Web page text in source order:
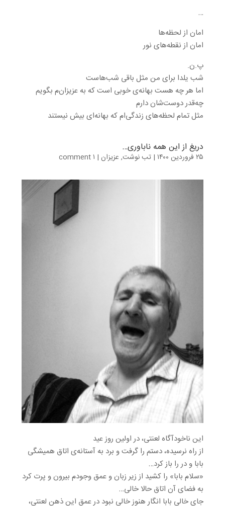
…
امان از لحظه‌ها
امان از نقطه‌های نور
پ.ن.
شب یلدا برای من مثل باقی شب‌هاست
اما هر چه هست بهانه‌ی خوبی است که به عزیزان‌م بگویم
چه‌قدر دوست‌شان دارم
مثل تمام لحظه‌های زندگی‌ام که بهانه‌ای بیش نیستند
دریغ از این همه ناباوری…
۲۵ فروردین ۱۴۰۰ | تب نوشت, عزیزان| ۱ comment
این ناخودآگاه لعنتی، در اولین روز عید
از راه نرسیده، دستم را گرفت و برد به آستانه‌ی اتاق همیشگی
بابا و در را باز کرد…
«سلام بابا» را کشید از زیر زبان و عمق وجودم بیرون و پرت کرد
به فضای آن اتاق حالا خالی…
جای خالی بابا انگار هنوز خالی نبود در عمق این ذهن لعنتی،